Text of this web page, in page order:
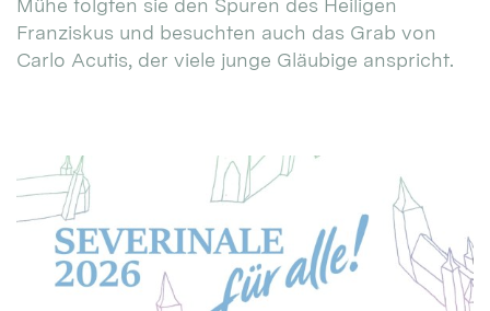
Mühe folgten sie den Spuren des Heiligen
Franziskus und besuchten auch das Grab von
Carlo Acutis, der viele junge Gläubige anspricht.